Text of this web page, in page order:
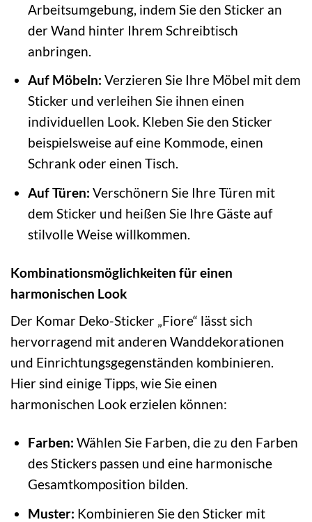
Arbeitsumgebung, indem Sie den Sticker an
der Wand hinter Ihrem Schreibtisch
anbringen.
Auf Möbeln: Verzieren Sie Ihre Möbel mit dem
Sticker und verleihen Sie ihnen einen
individuellen Look. Kleben Sie den Sticker
beispielsweise auf eine Kommode, einen
Schrank oder einen Tisch.
Auf Türen: Verschönern Sie Ihre Türen mit
dem Sticker und heißen Sie Ihre Gäste auf
stilvolle Weise willkommen.
Kombinationsmöglichkeiten für einen
harmonischen Look
Der Komar Deko-Sticker „Fiore“ lässt sich
hervorragend mit anderen Wanddekorationen
und Einrichtungsgegenständen kombinieren.
Hier sind einige Tipps, wie Sie einen
harmonischen Look erzielen können:
Farben: Wählen Sie Farben, die zu den Farben
des Stickers passen und eine harmonische
Gesamtkomposition bilden.
Muster: Kombinieren Sie den Sticker mit